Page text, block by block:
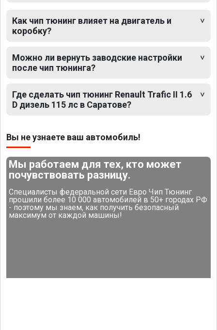
Как чип тюнинг влияет на двигатель и
коробку?
Можно ли вернуть заводские настройки
после чип тюнинга?
Где сделать чип тюнинг Renault Trafic II 1.6
D дизель 115 лс в Саратове?
Вы не узнаете ваш автомобиль!
Мы работаем для тех, кто может
почувствовать разницу.
Специалисты федеральной сети Евро Чип Тюнинг
прошили более 10 000 автомобилей в 50+ городах РФ
- поэтому мы знаем, как получить безопасный
максимум от каждой машины!